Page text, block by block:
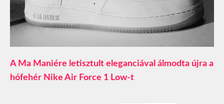
A Ma Maniére letisztult eleganciával álmodta újra a
hófehér Nike Air Force 1 Low-t